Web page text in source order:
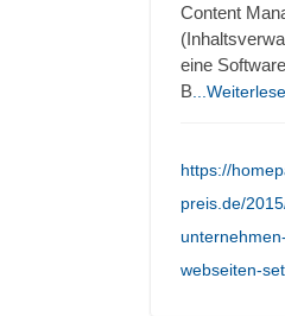
Content
eine
B
https://
preis.de/
webseiten-